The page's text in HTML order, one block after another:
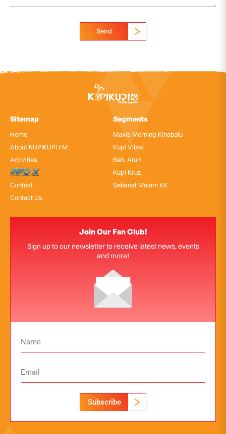
Send
Sitemap
Home
About KUPIKUPI FM
Activities
InfoX
Contest
Contact Us
Segments
Maxis Morning Kinabalu
Kupi Vibez
Bah, Atur!
Kupi Kruz
Selamat Malam KK
Join Our Fan Club!
Sign up to our newsletter to receive latest news, events
and more!
Subscribe